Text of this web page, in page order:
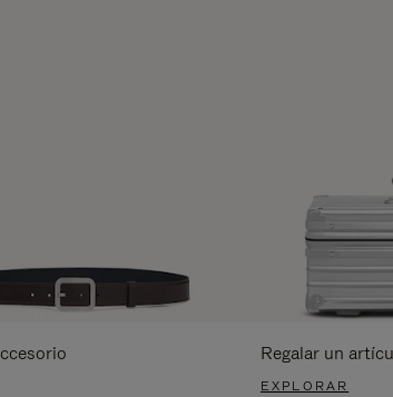
Regalar un
EXPLORAR